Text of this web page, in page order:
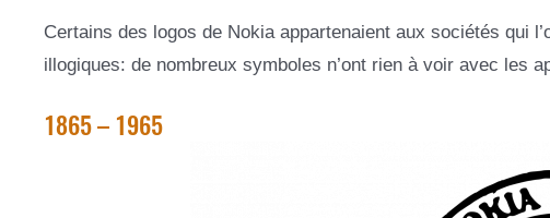
Certains des logos de Nokia appartenaient aux sociétés qui
illogiques: de nombreux symboles n’ont rien à voir avec les
1865 – 1965